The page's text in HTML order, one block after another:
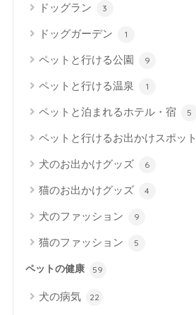
ドッグラン 3
ドッグガーデン 1
ペットと行ける公園 9
ペットと行ける温泉 1
ペットと泊まれるホテル・宿 5
ペットと行けるお出かけスポット
犬のお出かけグッズ 6
猫のお出かけグッズ 4
犬のファッション 9
猫のファッション 5
ペットの健康 59
犬の病気 22